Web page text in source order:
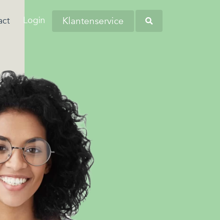
Dit komt
de woonlasten in
hoog zijn…
kampen met
persoonlijke financiële
zorgen?
en andere
omtrent
regio's. Kom bij ons
en wellicht word jij onze
collega!
Login Klantenservice